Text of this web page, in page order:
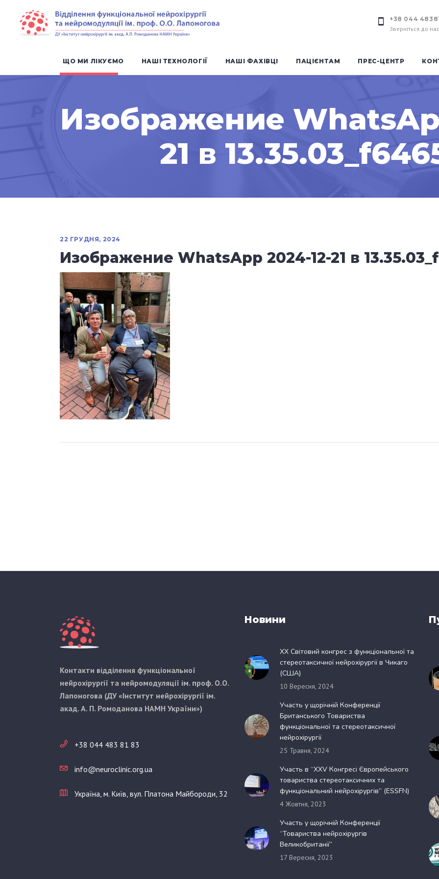
+38 044
Зверніться до
ЩО МИ ЛІКУЄМО НАШІ ТЕХНОЛОГІЇ НАШІ ФАХІВЦІ ПАЦІЄНТАМ ПРЕС-ЦЕНТР
Изображение
21 в
22 ГРУДНЯ, 2024
Изображение WhatsApp 2024-12-21 в
Контакти відділення функціональної
нейрохірургії та нейромодуляції ім. проф. О.О.
Лапоногова (ДУ «Інститут нейрохірургії ім.
акад. А. П. Ромоданова НАМН України»)
+38 044 483 81 83
info@neuroclinic.org.ua
Україна, м. Київ, вул. Платона Майбороди, 32
Новини
XX Світовий конгрес з функціональної та
стереотаксичної нейрохірургії в Чикаго
(США)
10 Вересня, 2024
Участь у щорічній Конференції
Британського Товариства
функціональної та стереотаксичної
нейрохірургії
25 Травня, 2024
Участь в “XXV Конгресі Європейського
товариства стереотаксичних та
функціональний нейрохірургів” (ESSFN)
4 Жовтня, 2023
Участь у щорічній Конференції
“Товариства нейрохірургів
Великобританії”
17 Вересня, 2023